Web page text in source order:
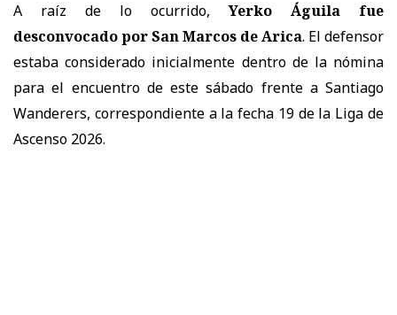
A raíz de lo ocurrido,Yerko Águila fue
desconvocado por San Marcos de Arica. El defensor
estaba considerado inicialmente dentro de la nómina
para el encuentro de este sábado frente a Santiago
Wanderers, correspondiente a la fecha 19 de la Liga de
Ascenso 2026.